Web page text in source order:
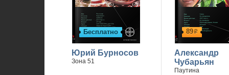
Бесплатно
Юрий Бурносов
Зона 51
89р
Александр
Чубарьян
Паутина